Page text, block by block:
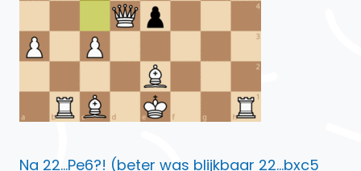
Na 22…Pe6?! (beter was blijkbaar 22…bxc5